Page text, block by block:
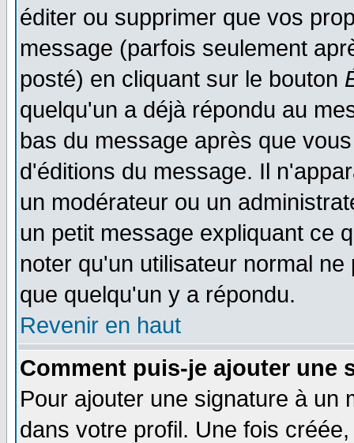
éditer ou supprimer que vos
message (parfois seulement
posté) en cliquant sur le bouton
quelqu'un a déjà répondu au
bas du message après que
d'éditions du message. Il
un modérateur ou un
un petit message expliquant ce
noter qu'un utilisateur normal
que quelqu'un y a répondu.
Revenir en haut
Comment puis-je ajouter une
Pour ajouter une signature à un
dans votre profil. Une fois